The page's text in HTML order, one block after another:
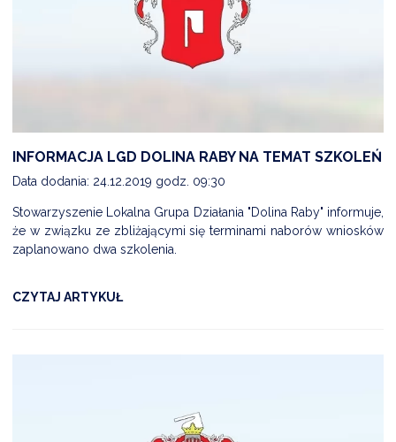
INFORMACJA LGD DOLINA RABY NA TEMAT SZKOLEŃ
Data dodania: 24.12.2019 godz. 09:30
Stowarzyszenie Lokalna Grupa Działania "Dolina Raby" informuje,
że w związku ze zbliżającymi się terminami naborów wniosków
zaplanowano dwa szkolenia.
CZYTAJ ARTYKUŁ